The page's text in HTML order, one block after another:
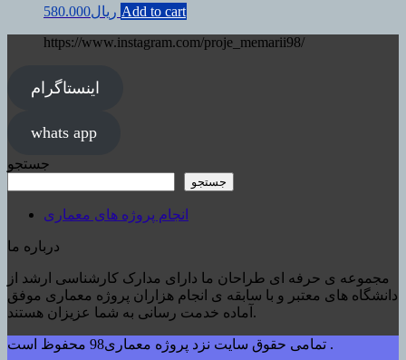
ریال580.000
Add to cart
https://www.instagram.com/proje_memarii98/
اینستاگرام
whats app
جستجو
جستجو
انجام پروژه های معماری
درباره ما
مجموعه ی حرفه ای طراحان ما دارای مدارک کارشناسی ارشد از
دانشگاه های معتبر و با سابقه ی انجام هزاران پروژه معماری موفق
آماده خدمت رسانی به شما عزیزان هستند.
تمامی حقوق سایت نزد پروژه معماری98 محفوظ است .